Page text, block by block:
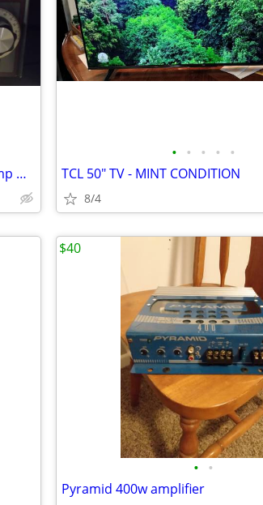
Amp International LK 450ZC RF Power Amp Ham Radio
• • • • •
TCL 50" TV - MINT CONDITION
8/4
• •
Pyramid 400w amplifier
$40